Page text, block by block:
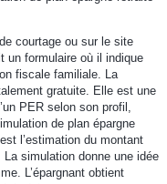
courtage ou sur le site
un formulaire où il indique
fiscale familiale. La
gratuite. Elle est une
PER selon son profil,
de plan épargne
l’estimation du montant
simulation donne une idée
L’épargnant obtient